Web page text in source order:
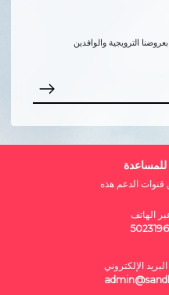
الترويجية والوافدين
للمساعدة
قنوات الدعم هذه
الهاتف
الإلكتروني